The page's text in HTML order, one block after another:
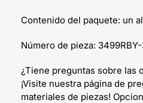
Contenido del paquete: un
Número de pieza:
¿Tiene preguntas sobre las
¡Visite nuestra página de
materiales de piezas!